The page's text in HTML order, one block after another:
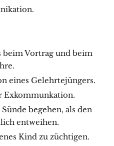
beim Vortrag und beim
eines Gelehrtejüngers.
Exkommunkation.
begehen, als den
entweihen.
Kind zu züchtigen.